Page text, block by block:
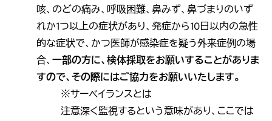
咳、のどの痛み、呼吸困難、鼻みず、鼻づまりのいず
れか1つ以上の症状があり、発症から10日以内の急性
的な症状で、かつ医師が感染症を疑う外来症例の場
合、 一部の方に、検体採取をお願いすることがありま
すので、その際にはご協力をお願いいたします。
※サーベイランスとは
注意深く監視するという意味があり、ここでは